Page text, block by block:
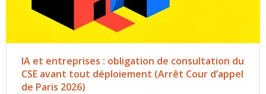
IA et entreprises : obligation de consultation du
CSE avant tout déploiement (Arrêt Cour d’appel
de Paris 2026)